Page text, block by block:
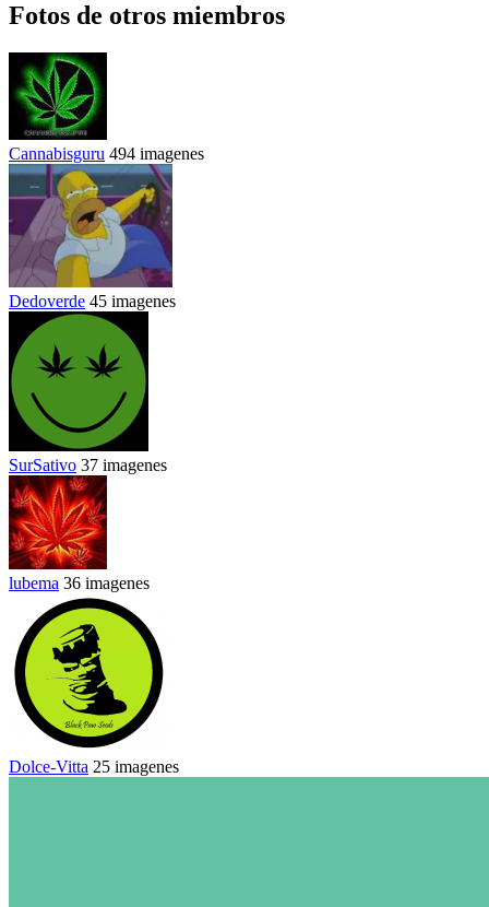
Fotos de otros miembros
Cannabisguru 494 imagenes
Dedoverde 45 imagenes
SurSativo 37 imagenes
lubema 36 imagenes
Dolce-Vitta 25 imagenes